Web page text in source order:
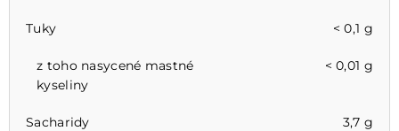
Tuky < 0,1 g
z toho nasycené mastné
kyseliny
< 0,01 g
Sacharidy 3,7 g